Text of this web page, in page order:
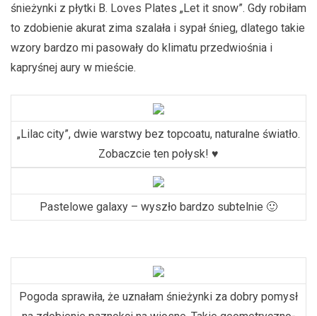
śnieżynki z płytki B. Loves Plates „Let it snow”. Gdy robiłam
to zdobienie akurat zima szalała i sypał śnieg, dlatego takie
wzory bardzo mi pasowały do klimatu przedwiośnia i
kapryśnej aury w mieście.
„Lilac city”, dwie warstwy bez topcoatu, naturalne światło.
Zobaczcie ten połysk! ♥
Pastelowe galaxy – wyszło bardzo subtelnie 🙂
Pogoda sprawiła, że uznałam śnieżynki za dobry pomysł